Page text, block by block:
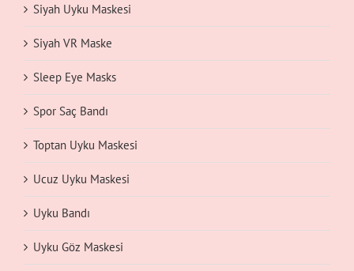
Siyah Uyku Maskesi
Siyah VR Maske
Sleep Eye Masks
Spor Saç Bandı
Toptan Uyku Maskesi
Ucuz Uyku Maskesi
Uyku Bandı
Uyku Göz Maskesi